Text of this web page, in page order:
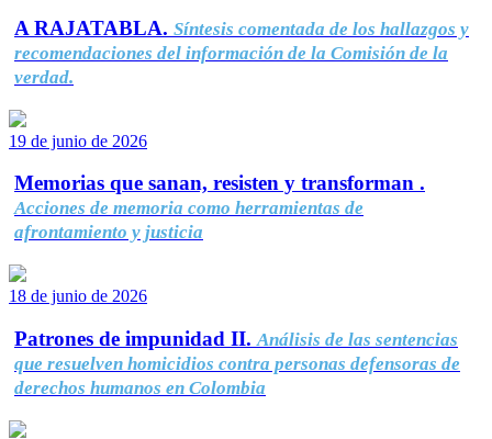
A RAJATABLA. Síntesis comentada de los hallazgos y
recomendaciones del información de la Comisión de la
verdad.
19 de junio de 2026
Memorias que sanan, resisten y transforman .
Acciones de memoria como herramientas de
afrontamiento y justicia
18 de junio de 2026
Patrones de impunidad II. Análisis de las sentencias
que resuelven homicidios contra personas defensoras de
derechos humanos en Colombia